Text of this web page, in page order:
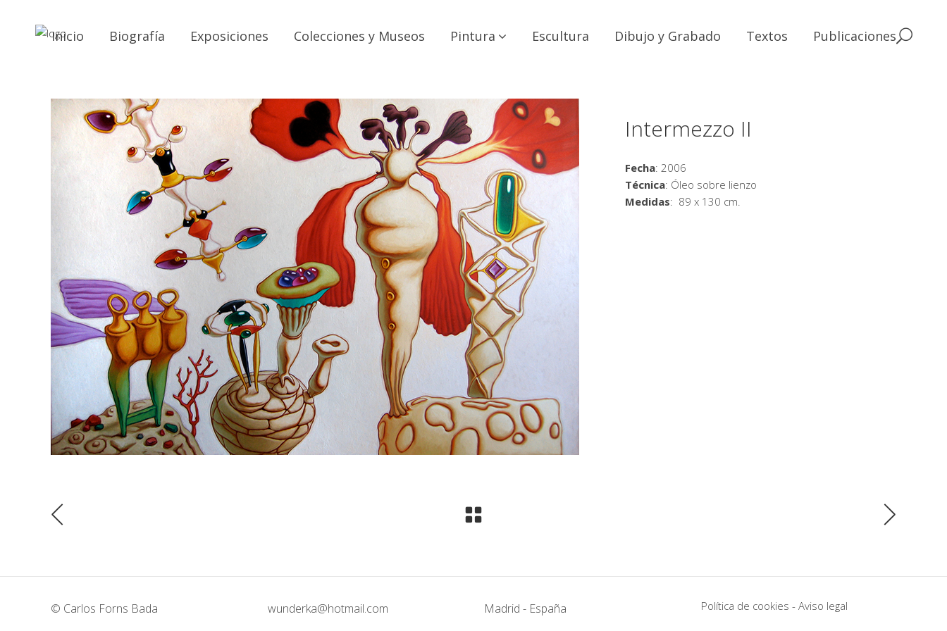
Inicio Biografía Exposiciones Colecciones y Museos Pintura Escultura Dibujo y Grabado Textos Publicaciones
Intermezzo II
Fecha: 2006
Técnica: Óleo sobre lienzo
Medidas: 89 x 130 cm.
© Carlos Forns Bada wunderka@hotmail.com Madrid - España Política de cookies - Aviso legal